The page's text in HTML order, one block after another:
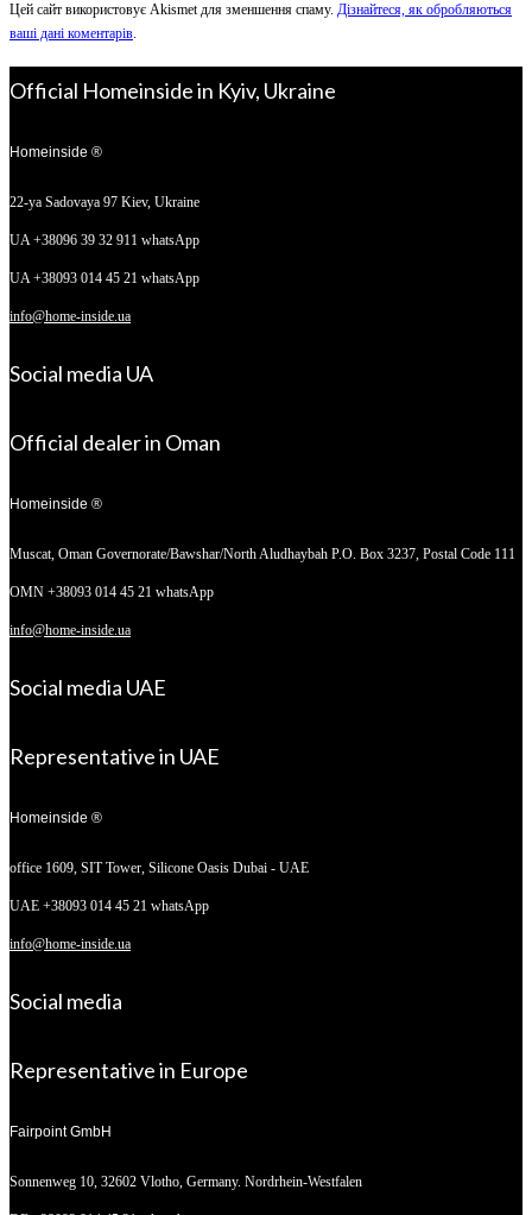
Цей сайт використовує Akismet для зменшення спаму. Дізнайтеся, як обробляються
ваші дані коментарів.
Official Homeinside in Kyiv, Ukraine
Homeinside ®
22-ya Sadovaya 97 Kiev, Ukraine
UA +38096 39 32 911 whatsApp
UA +38093 014 45 21 whatsApp
info@home-inside.ua
Social media UA
Official dealer in Oman
Homeinside ®
Muscat, Oman Governorate/Bawshar/North Aludhaybah P.O. Box 3237, Postal Code 111
OMN +38093 014 45 21 whatsApp
info@home-inside.ua
Social media UAE
Representative in UAE
Homeinside ®
office 1609, SIT Tower, Silicone Oasis Dubai - UAE
UAE +38093 014 45 21 whatsApp
info@home-inside.ua
Social media
Representative in Europe
Fairpoint GmbH
Sonnenweg 10, 32602 Vlotho, Germany. Nordrhein-Westfalen